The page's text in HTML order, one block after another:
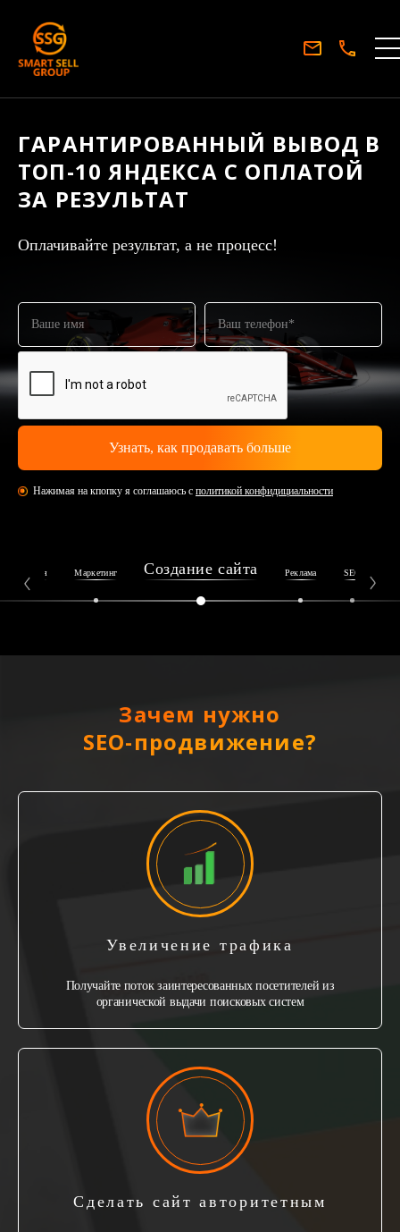
ГАРАНТИРОВАННЫЙ ВЫВОД В
ТОП-10 ЯНДЕКСА С ОПЛАТОЙ
ЗА РЕЗУЛЬТАТ
Оплачивайте результат, а не процесс!
Нажимая на кпопку я соглашаюсь с политикой конфидициальности
Репутация Маркетинг Создание сайта Реклама SEO
Зачем нужно
SEO-продвижение?
Увеличение трафика
Получайте поток заинтересованных посетителей из
органической выдачи поисковых систем
Сделать сайт авторитетным